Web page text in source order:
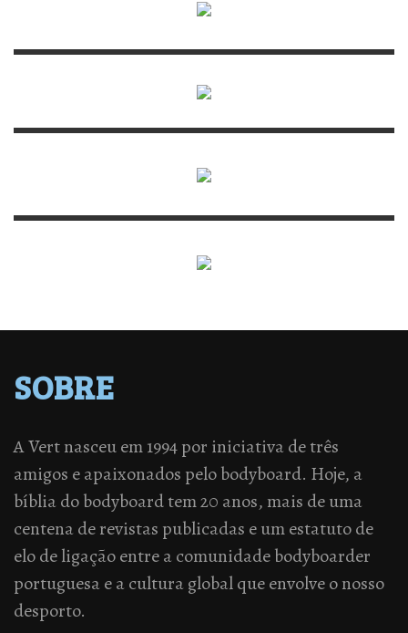
SOBRE
A Vert nasceu em 1994 por iniciativa de três
amigos e apaixonados pelo bodyboard. Hoje, a
bíblia do bodyboard tem 20 anos, mais de uma
centena de revistas publicadas e um estatuto de
elo de ligação entre a comunidade bodyboarder
portuguesa e a cultura global que envolve o nosso
desporto.